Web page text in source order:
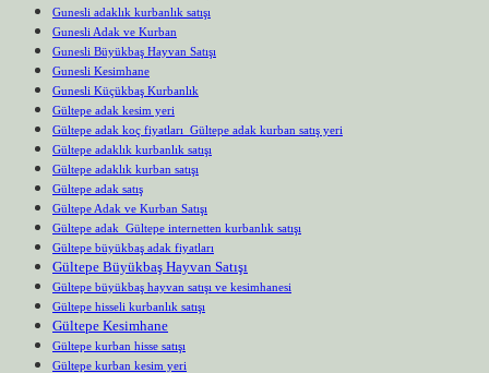
Gunesli adaklık kurbanlık satışı
Gunesli Adak ve Kurban
Gunesli Büyükbaş Hayvan Satışı
Gunesli Kesimhane
Gunesli Küçükbaş Kurbanlık
Gültepe adak kesim yeri
Gültepe adak koç fiyatları Gültepe adak kurban satış yeri
Gültepe adaklık kurbanlık satışı
Gültepe adaklık kurban satışı
Gültepe adak satış
Gültepe Adak ve Kurban Satışı
Gültepe adak Gültepe internetten kurbanlık satışı
Gültepe büyükbaş adak fiyatları
Gültepe Büyükbaş Hayvan Satışı
Gültepe büyükbaş hayvan satışı ve kesimhanesi
Gültepe hisseli kurbanlık satışı
Gültepe Kesimhane
Gültepe kurban hisse satışı
Gültepe kurban kesim yeri